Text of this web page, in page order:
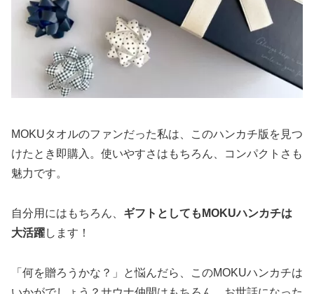
MOKUタオルのファンだった私は、このハンカチ版を見つ
けたとき即購入。使いやすさはもちろん、コンパクトさも
魅力です。
自分用にはもちろん、 ギフトとしてもMOKUハンカチは
大活躍します！
「何を贈ろうかな？」と悩んだら、このMOKUハンカチは